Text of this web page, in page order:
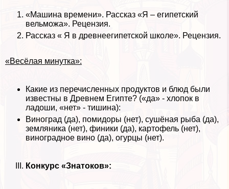
«Машина времени». Рассказ «Я – египетский
вельможа». Рецензия.
Рассказ « Я в древнеегипетской школе». Рецензия.
«Весёлая минутка»:
Какие из перечисленных продуктов и блюд были
известны в Древнем Египте? («да» - хлопок в
ладоши, «нет» - тишина):
Виноград (да), помидоры (нет), сушёная рыба (да),
земляника (нет), финики (да), картофель (нет),
виноградное вино (да), огурцы (нет).
Конкурс «Знатоков»: